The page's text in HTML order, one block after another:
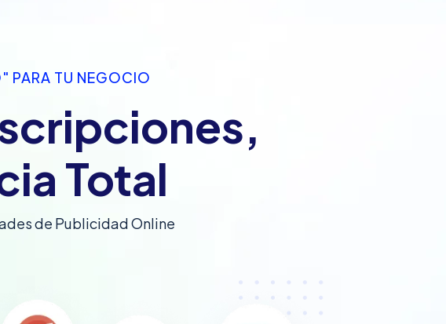
PARA TU NEGOCIO
Total
de Publicidad Online